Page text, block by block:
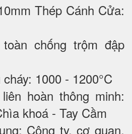
Thép Cánh Cửa:
chống trộm đập
1000 - 1200°C
hoàn thông minh:
khoá - Tay Cầm
Công ty, cơ quan,